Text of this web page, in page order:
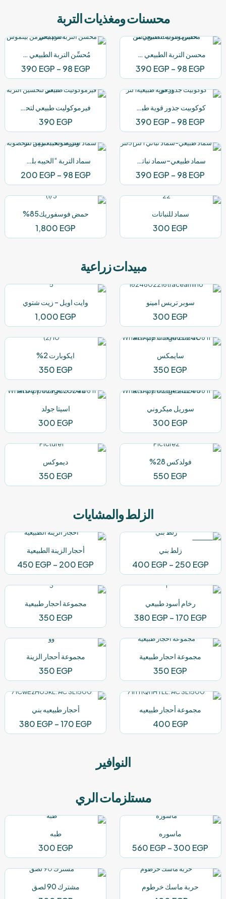
محسنات ومغذيات التربة
محسن التربة الطبيعي من الفيرموكوليت 1 لتر|5لتر
98 EGP
–
390 EGP
نطاق
السعر:
من
خلال
⁦390 EGP⁩
مُحسِّن التربة الطبيعي من بيتموس 1 لتر | 5 لتر
98 EGP
–
390 EGP
نطاق
من
⁦390 EGP⁩
كوكوبيت جذور قوية طبيعية1 لتر |5لتر
98 EGP
–
390 EGP
نطاق
السعر:
من
خلال
⁦390 EGP⁩
فيرموكوليت طبيعي لتحسين التربة 5 لتر
390 EGP
سماد طبيعي–سماد نباتي 1 لتر|5لتر
98 EGP
–
390 EGP
نطاق
السعر:
من
⁦390 EGP⁩
سماد التربة “الحيبه بلس” للخصوبة والرطوبة، 1 لتر | 5 لتر
98 EGP
–
200 EGP
من
⁦200 EGP⁩
سماد للنباتات
300 EGP
حمض فوسفوريك85%
1,800 EGP
مبيدات زراعية
سوبر تريس امينو
300 EGP
وايت اويل – زيت شتوي
1,000 EGP
سايمكس
350 EGP
ايكوبارت 2%
350 EGP
سوريل ميكروني
300 EGP
اسيتا جولد
300 EGP
فولدكس 28%
550 EGP
ديموكس
350 EGP
الزلط والمشايات
زلط بني
250 EGP
–
400 EGP
السعر:
من
⁦400 EGP⁩
أحجار الزينة الطبيعية
200 EGP
–
450 EGP
نطاق
من
⁦450 EGP⁩
رخام أسود طبيعي
170 EGP
–
380 EGP
نطاق
السعر:
من
⁦380 EGP⁩
مجموعة احجار طبيعية
350 EGP
مجموعة احجار طبيعية
350 EGP
مجموعة أحجار الزينة
350 EGP
مجموعة أحجار طبيعيه
400 EGP
أحجار طبيعيه بني
170 EGP
–
380 EGP
نطاق
النوافير
مستلزمات الري
ماسوره
300 EGP
–
560 EGP
نطاق
السعر:
من
طبه
300 EGP
حربة ماسك خرطوم مشترك 90 لصق